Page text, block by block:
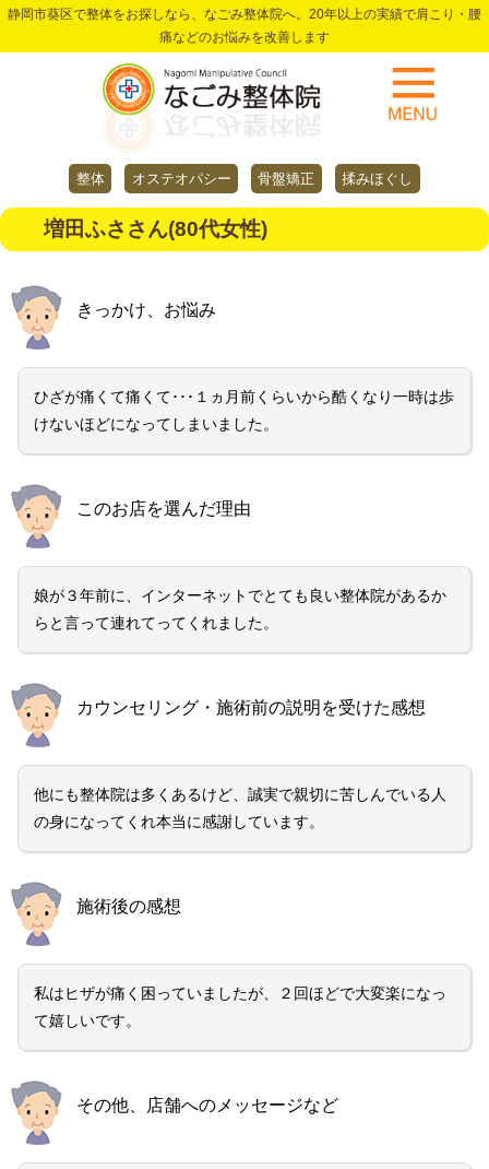
静岡市葵区で整体をお探しなら、なごみ整体院へ。20年以上の実績で肩こり・腰
痛などのお悩みを改善します
整体 オステオパシー 骨盤矯正 揉みほぐし
増田ふささん(80代女性)
きっかけ、お悩み
ひざが痛くて痛くて･･･１ヵ月前くらいから酷くなり一時は歩
けないほどになってしまいました。
このお店を選んだ理由
娘が３年前に、インターネットでとても良い整体院があるか
らと言って連れてってくれました。
カウンセリング・施術前の説明を受けた感想
他にも整体院は多くあるけど、誠実で親切に苦しんでいる人
の身になってくれ本当に感謝しています。
施術後の感想
私はヒザが痛く困っていましたが、２回ほどで大変楽になっ
て嬉しいです。
その他、店舗へのメッセージなど